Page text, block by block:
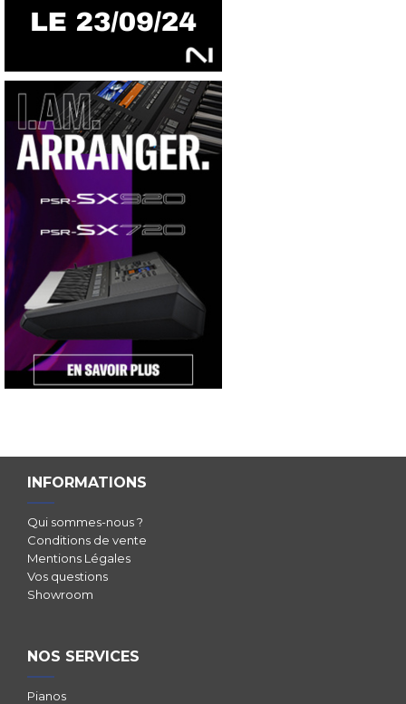
INFORMATIONS
Qui sommes-nous ?
Conditions de vente
Mentions Légales
Vos questions
Showroom
NOS SERVICES
Pianos